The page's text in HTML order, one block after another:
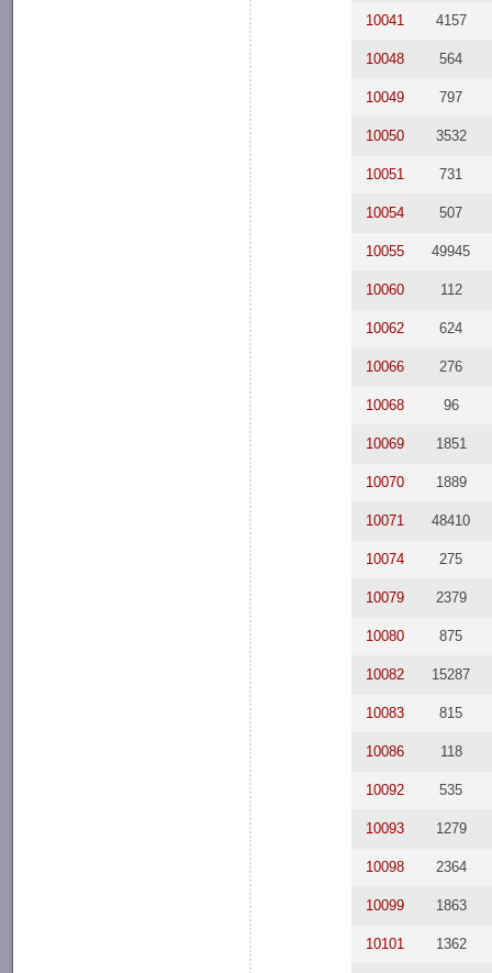
10041 4157
10048 564
10049 797
10050 3532
10051 731
10054 507
10055 49945
10060 112
10062 624
10066 276
10068 96
10069 1851
10070 1889
10071 48410
10074 275
10079 2379
10080 875
10082 15287
10083 815
10086 118
10092 535
10093 1279
10098 2364
10099 1863
10101 1362